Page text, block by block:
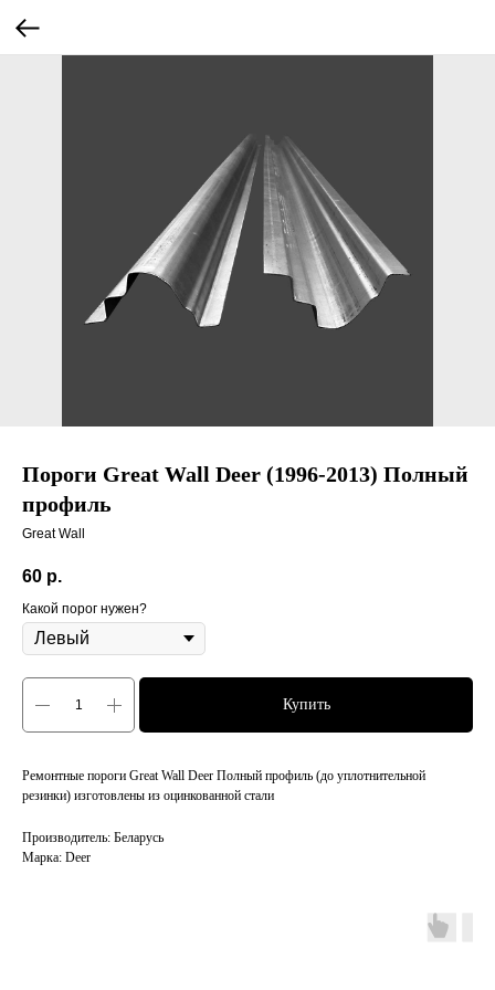
Пороги Great Wall Deer (1996-2013) Полный
профиль
Great Wall
60 р.
Какой порог нужен?
Купить
Ремонтные пороги Great Wall Deer Полный профиль (до уплотнительной
резинки) изготовлены из оцинкованной стали
Производитель: Беларусь
Марка: Deer